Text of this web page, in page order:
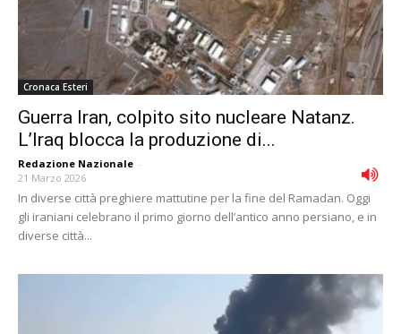
Cronaca Esteri
Guerra Iran, colpito sito nucleare Natanz.
L’Iraq blocca la produzione di...
Redazione Nazionale -
21 Marzo 2026
In diverse città preghiere mattutine per la fine del Ramadan. Oggi
gli iraniani celebrano il primo giorno dell’antico anno persiano, e in
diverse città...